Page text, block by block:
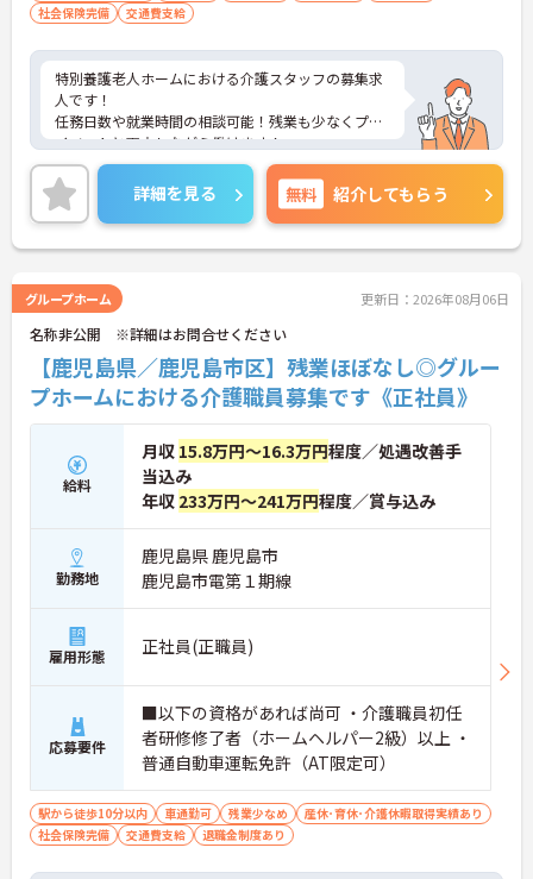
社会保険完備
交通費支給
特別養護老人ホームにおける介護スタッフの募集求
人です！
任務日数や就業時間の相談可能！残業も少なくプラ
イベートと両立しながら働けます！
ご興味ある方には、面接のポイントなど、さらに詳
細をお話致しますのでお気軽にご相談ください。
詳細を見る 無料 紹介してもらう
グループホーム 更新日：2026年08月06日
名称非公開 ※詳細はお問合せください
【鹿児島県／鹿児島市区】残業ほぼなし◎グルー
プホームにおける介護職員募集です《正社員》
給料
月収 15.8万円～16.3万円程度／処遇改善手
当込み
年収 233万円～241万円程度／賞与込み
勤務地
鹿児島県 鹿児島市
鹿児島市電第１期線
雇用形態 正社員(正職員)
応募要件
■以下の資格があれば尚可 ・介護職員初任
者研修修了者（ホームヘルパー2級）以上 ・
普通自動車運転免許（AT限定可）
駅から徒歩10分以内 車通勤可 残業少なめ
産休･育休･介護休暇取得実績あり
社会保険完備
交通費支給 退職金制度あり